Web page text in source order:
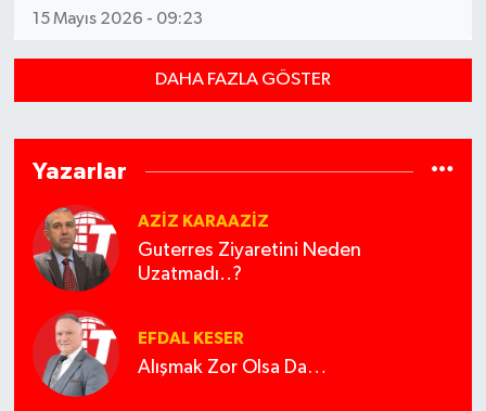
15 Mayıs 2026 - 09:23
DAHA FAZLA GÖSTER
Yazarlar
AZIZ KARAAZIZ
Guterres Ziyaretini Neden
Uzatmadı..?
EFDAL KESER
Alışmak Zor Olsa Da…